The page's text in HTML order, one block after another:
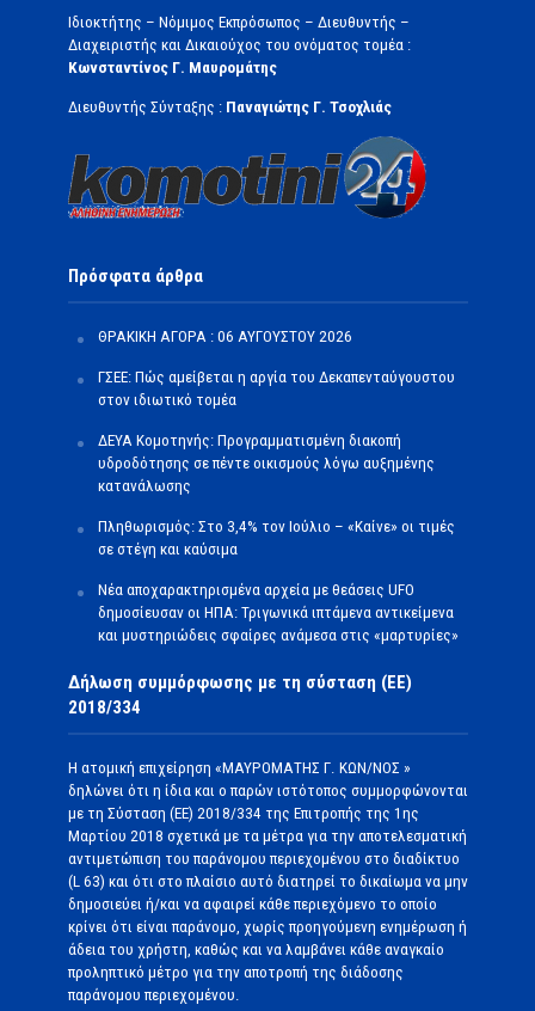
Ιδιοκτήτης – Νόμιμος Εκπρόσωπος – Διευθυντής –
Διαχειριστής και Δικαιούχος του ονόματος τομέα :
Κωνσταντίνος Γ. Μαυρομάτης
Διευθυντής Σύνταξης : Παναγιώτης Γ. Τσοχλιάς
Πρόσφατα άρθρα
ΘΡΑΚΙΚΗ ΑΓΟΡΑ : 06 ΑΥΓΟΥΣΤΟΥ 2026
ΓΣΕΕ: Πώς αμείβεται η αργία του Δεκαπενταύγουστου
στον ιδιωτικό τομέα
ΔΕΥΑ Κομοτηνής: Προγραμματισμένη διακοπή
υδροδότησης σε πέντε οικισμούς λόγω αυξημένης
κατανάλωσης
Πληθωρισμός: Στο 3,4% τον Ιούλιο – «Καίνε» οι τιμές
σε στέγη και καύσιμα
Νέα αποχαρακτηρισμένα αρχεία με θεάσεις UFO
δημοσίευσαν οι ΗΠΑ: Τριγωνικά ιπτάμενα αντικείμενα
και μυστηριώδεις σφαίρες ανάμεσα στις «μαρτυρίες»
Δήλωση συμμόρφωσης με τη σύσταση (ΕΕ)
2018/334
Η ατομική επιχείρηση «ΜΑΥΡΟΜΑΤΗΣ Γ. ΚΩΝ/ΝΟΣ »
δηλώνει ότι η ίδια και ο παρών ιστότοπος συμμορφώνονται
με τη Σύσταση (ΕΕ) 2018/334 της Επιτροπής της 1ης
Μαρτίου 2018 σχετικά με τα μέτρα για την αποτελεσματική
αντιμετώπιση του παράνομου περιεχομένου στο διαδίκτυο
(L 63) και ότι στο πλαίσιο αυτό διατηρεί το δικαίωμα να μην
δημοσιεύει ή/και να αφαιρεί κάθε περιεχόμενο το οποίο
κρίνει ότι είναι παράνομο, χωρίς προηγούμενη ενημέρωση ή
άδεια του χρήστη, καθώς και να λαμβάνει κάθε αναγκαίο
προληπτικό μέτρο για την αποτροπή της διάδοσης
παράνομου περιεχομένου.